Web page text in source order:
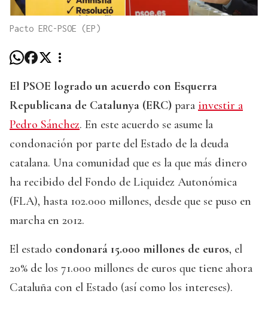
Pacto ERC-PSOE (EP)
El PSOE logrado un acuerdo con Esquerra
Republicana de Catalunya (ERC) para investir a
Pedro Sánchez. En este acuerdo se asume la
condonación por parte del Estado de la deuda
catalana. Una comunidad que es la que más dinero
ha recibido del Fondo de Liquidez Autonómica
(FLA), hasta 102.000 millones, desde que se puso en
marcha en 2012.
El estado condonará 15.000 millones de euros, el
20% de los 71.000 millones de euros que tiene ahora
Cataluña con el Estado (así como los intereses).